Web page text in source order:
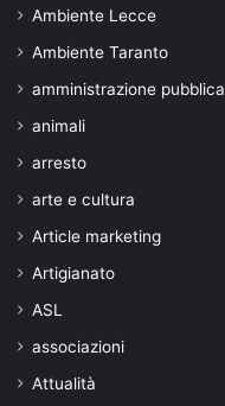
Ambiente Lecce
Ambiente Taranto
amministrazione pubblica
animali
arresto
arte e cultura
Article marketing
Artigianato
ASL
associazioni
Attualità